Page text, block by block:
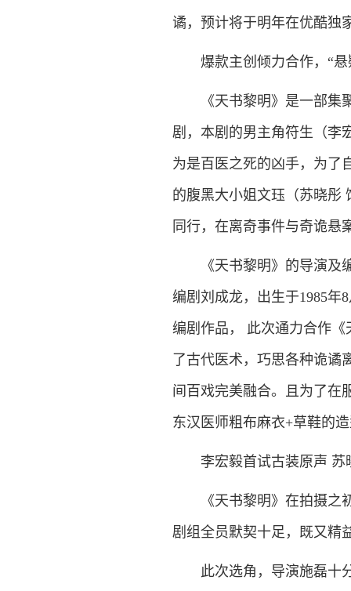
谲，预计将于明年在优酷独
爆款主创倾力合作，“悬
《天书黎明》是一部集聚
剧，本剧的男主角符生（李
为是百医之死的凶手，为了
的腹黑大小姐文珏（苏晓彤
同行，在离奇事件与奇诡悬
《天书黎明》的导演及编
编剧刘成龙，出生于1985年
编剧作品， 此次通力合作
了古代医术，巧思各种诡
间百戏完美融合。且为了在
东汉医师粗布麻衣+草鞋的
李宏毅首试古装原声 苏
《天书黎明》在拍摄之初
剧组全员默契十足，既又精
此次选角，导演施磊十分